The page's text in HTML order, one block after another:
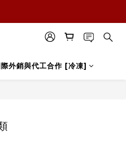
際外銷與代工合作 [冷凍]